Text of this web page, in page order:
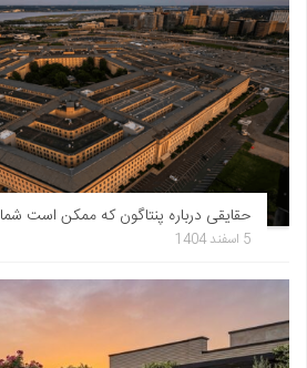
حقایقی درباره پنتاگون که ممکن است
5 اسفند 1404